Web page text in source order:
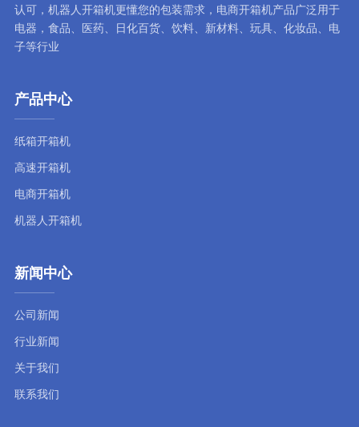
认可， 机器人开箱机更懂您的包装需求， 电商开箱机产品广泛用于
电器，食品、医药、日化百货、饮料、新材料、玩具、化妆品、电
子等行业
产品中心
纸箱开箱机
高速开箱机
电商开箱机
机器人开箱机
新闻中心
公司新闻
行业新闻
关于我们
联系我们